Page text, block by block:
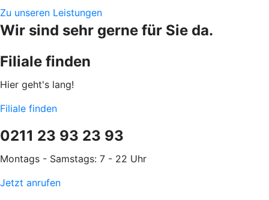
Zu unseren Leistungen
Wir sind sehr gerne für Sie da.
Filiale finden
Hier geht's lang!
Filiale finden
0211 23 93 23 93
Montags - Samstags: 7 - 22 Uhr
Jetzt anrufen